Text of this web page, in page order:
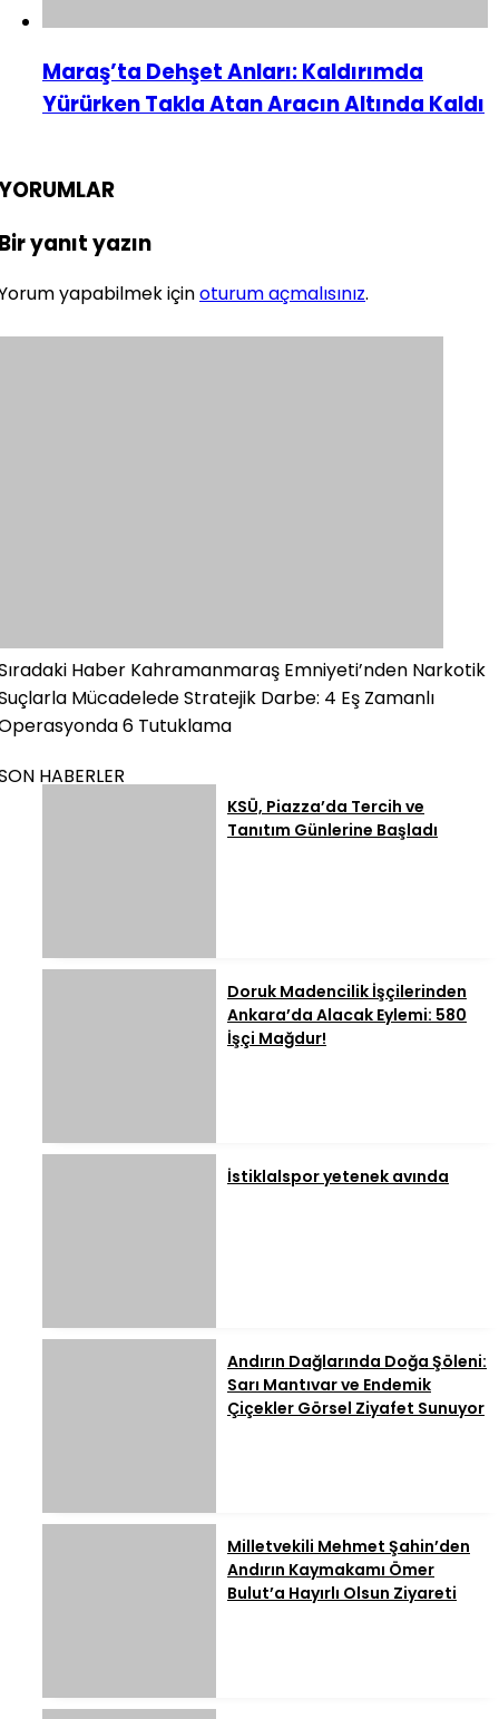
Maraş’ta Dehşet Anları: Kaldırımda
Yürürken Takla Atan Aracın Altında Kaldı
yanıt yazın
yapabilmek içinoturum açmalısınız.
Haber Kahramanmaraş Emniyeti’nden Narkotik
Mücadelede Stratejik Darbe: 4 Eş Zamanlı
6 Tutuklama
HABERLER
KSÜ, Piazza’da Tercih ve
Tanıtım Günlerine Başladı
Doruk Madencilik İşçilerinden
Ankara’da Alacak Eylemi: 580
İşçi Mağdur!
İstiklalspor yetenek avında
Andırın Dağlarında Doğa Şöleni:
Sarı Mantıvar ve Endemik
Çiçekler Görsel Ziyafet Sunuyor
Milletvekili Mehmet Şahin’den
Andırın Kaymakamı Ömer
Bulut’a Hayırlı Olsun Ziyareti